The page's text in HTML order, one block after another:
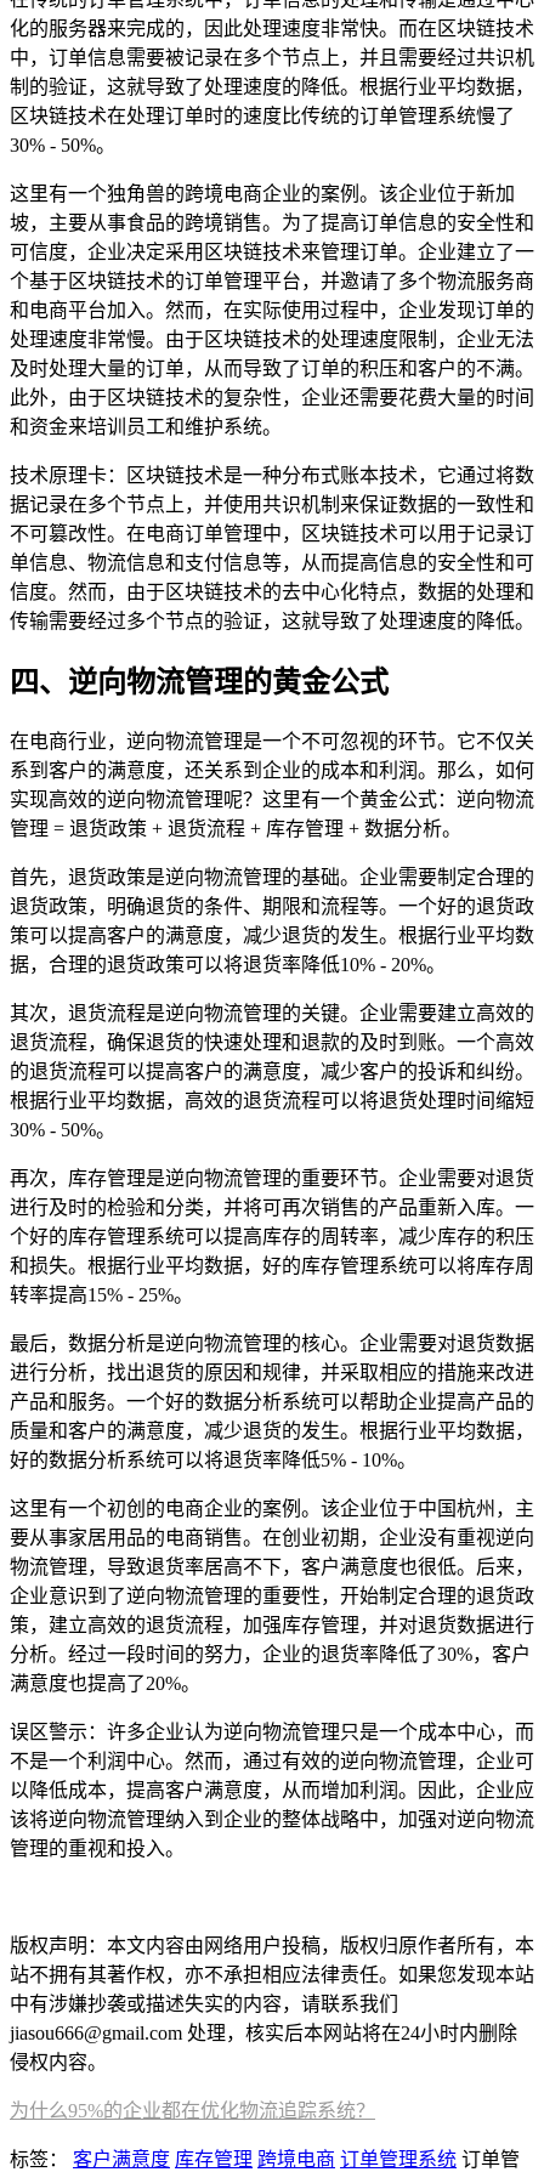
化的服务器来完成的，因此处理速度非常快。而在区块链技术
中，订单信息需要被记录在多个节点上，并且需要经过共识机
制的验证，这就导致了处理速度的降低。根据行业平均数据，
区块链技术在处理订单时的速度比传统的订单管理系统慢了
30% - 50%。
这里有一个独角兽的跨境电商企业的案例。该企业位于新加
坡，主要从事食品的跨境销售。为了提高订单信息的安全性和
可信度，企业决定采用区块链技术来管理订单。企业建立了一
个基于区块链技术的订单管理平台，并邀请了多个物流服务商
和电商平台加入。然而，在实际使用过程中，企业发现订单的
处理速度非常慢。由于区块链技术的处理速度限制，企业无法
及时处理大量的订单，从而导致了订单的积压和客户的不满。
此外，由于区块链技术的复杂性，企业还需要花费大量的时间
和资金来培训员工和维护系统。
技术原理卡：区块链技术是一种分布式账本技术，它通过将数
据记录在多个节点上，并使用共识机制来保证数据的一致性和
不可篡改性。在电商订单管理中，区块链技术可以用于记录订
单信息、物流信息和支付信息等，从而提高信息的安全性和可
信度。然而，由于区块链技术的去中心化特点，数据的处理和
传输需要经过多个节点的验证，这就导致了处理速度的降低。
四、逆向物流管理的黄金公式
在电商行业，逆向物流管理是一个不可忽视的环节。它不仅关
系到客户的满意度，还关系到企业的成本和利润。那么，如何
实现高效的逆向物流管理呢？这里有一个黄金公式：逆向物流
管理 = 退货政策 + 退货流程 + 库存管理 + 数据分析。
首先，退货政策是逆向物流管理的基础。企业需要制定合理的
退货政策，明确退货的条件、期限和流程等。一个好的退货政
策可以提高客户的满意度，减少退货的发生。根据行业平均数
据，合理的退货政策可以将退货率降低10% - 20%。
其次，退货流程是逆向物流管理的关键。企业需要建立高效的
退货流程，确保退货的快速处理和退款的及时到账。一个高效
的退货流程可以提高客户的满意度，减少客户的投诉和纠纷。
根据行业平均数据，高效的退货流程可以将退货处理时间缩短
30% - 50%。
再次，库存管理是逆向物流管理的重要环节。企业需要对退货
进行及时的检验和分类，并将可再次销售的产品重新入库。一
个好的库存管理系统可以提高库存的周转率，减少库存的积压
和损失。根据行业平均数据，好的库存管理系统可以将库存周
转率提高15% - 25%。
最后，数据分析是逆向物流管理的核心。企业需要对退货数据
进行分析，找出退货的原因和规律，并采取相应的措施来改进
产品和服务。一个好的数据分析系统可以帮助企业提高产品的
质量和客户的满意度，减少退货的发生。根据行业平均数据，
好的数据分析系统可以将退货率降低5% - 10%。
这里有一个初创的电商企业的案例。该企业位于中国杭州，主
要从事家居用品的电商销售。在创业初期，企业没有重视逆向
物流管理，导致退货率居高不下，客户满意度也很低。后来，
企业意识到了逆向物流管理的重要性，开始制定合理的退货政
策，建立高效的退货流程，加强库存管理，并对退货数据进行
分析。经过一段时间的努力，企业的退货率降低了30%，客户
满意度也提高了20%。
误区警示：许多企业认为逆向物流管理只是一个成本中心，而
不是一个利润中心。然而，通过有效的逆向物流管理，企业可
以降低成本，提高客户满意度，从而增加利润。因此，企业应
该将逆向物流管理纳入到企业的整体战略中，加强对逆向物流
管理的重视和投入。
版权声明：本文内容由网络用户投稿，版权归原作者所有，本
站不拥有其著作权，亦不承担相应法律责任。如果您发现本站
中有涉嫌抄袭或描述失实的内容，请联系我们
jiasou666@gmail.com 处理，核实后本网站将在24小时内删除
侵权内容。
为什么95%的企业都在优化物流追踪系统？
标签： 客户满意度 库存管理 跨境电商 订单管理系统 订单管